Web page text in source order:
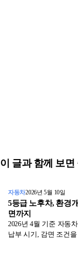
이 글과 함께 보면
자동차2026년 5월 10일
5등급 노후차, 환경
면까지
2026년 4월 기준 자동
납부 시기, 감면 조건